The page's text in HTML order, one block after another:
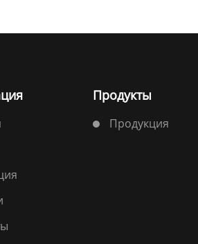
Продукты
Продукция